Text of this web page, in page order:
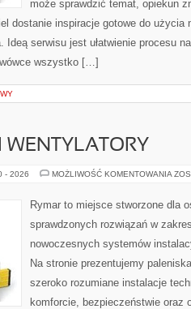
może sprawdzić temat, opiekun
dostanie inspiracje gotowe do użycia
serwisu jest ułatwienie procesu
wszystko […]
WENTYLATORY
- 2026 MOŻLIWOŚĆ KOMENTOWANIA
Rymar to miejsce stworzone dla
sprawdzonych rozwiązań w
nowoczesnych systemów
Na stronie prezentujemy
szeroko rozumiane instalacje
komforcie, bezpieczeństwie oraz